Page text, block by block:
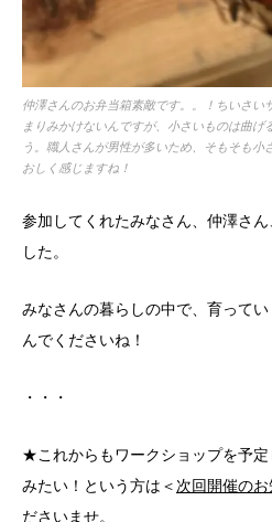
仲澤さんのお弁当箱素敵です。。！ちいさい
まりみかけないんですが、小さいものは曲
う。職人さんが男性が多いため、そもそも
おしく感じますね！
参加してくれたみなさん、仲澤さ
した。
みなさんの暮らしの中で、育って
んでくださいね！
・・・
★これからもワークショップを予
みたい！という方は＜ 次回開催の
ださいませ。